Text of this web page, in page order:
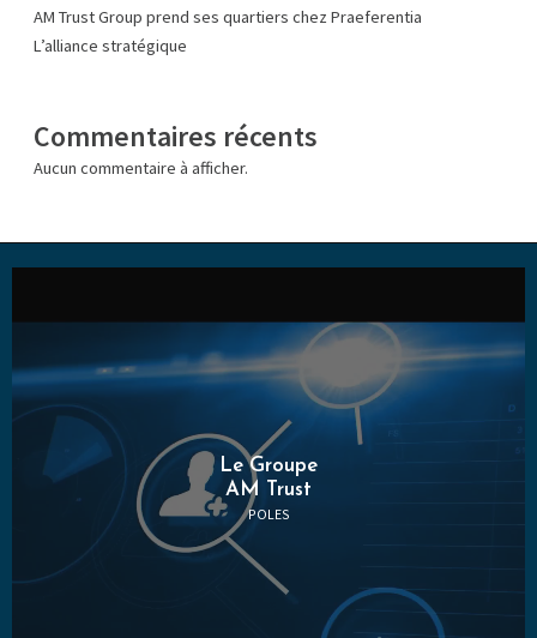
AM Trust Group prend ses quartiers chez Praeferentia
L’alliance stratégique
Commentaires récents
Aucun commentaire à afficher.
Le Groupe
AM Trust
POLES